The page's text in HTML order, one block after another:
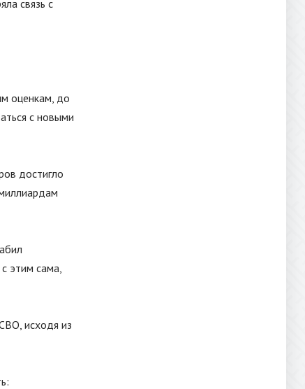
связь с
оценкам, до
с новыми
достигло
этим сама,
исходя из